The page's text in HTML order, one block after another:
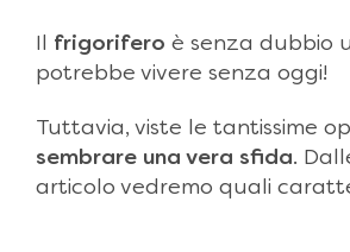
frigorifero è senza dubbio
potrebbe vivere senza oggi!
Tuttavia, viste le tantissime
sembrare una vera sfida.
articolo vedremo quali